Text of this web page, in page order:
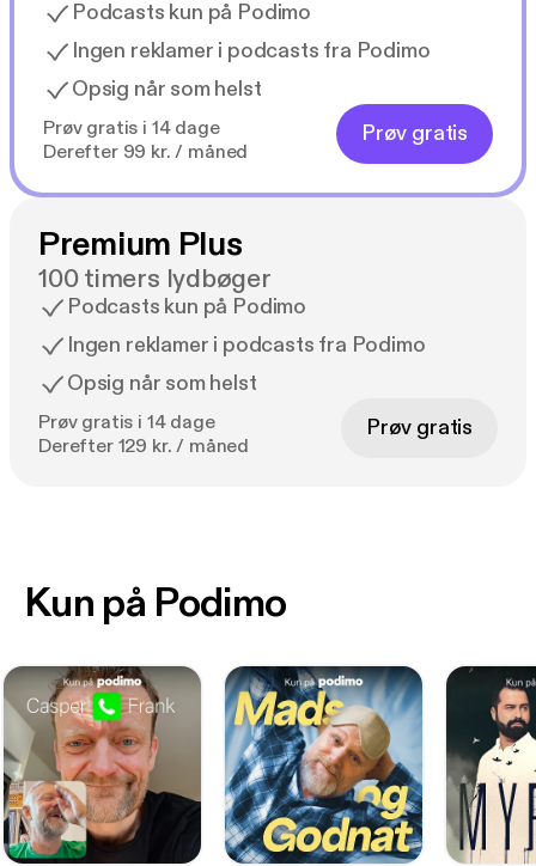
Podcasts kun på Podimo
Ingen reklamer i podcasts fra Podimo
Opsig når som helst
Prøv gratis i 14 dage
Derefter 99 kr. / måned
Prøv gratis
Premium Plus
100 timers lydbøger
Podcasts kun på Podimo
Ingen reklamer i podcasts fra Podimo
Opsig når som helst
Prøv gratis i 14 dage
Derefter 129 kr. / måned
Prøv gratis
Kun på Podimo